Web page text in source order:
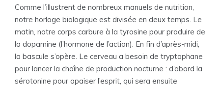
Comme l’illustrent de nombreux manuels de nutrition,
notre horloge biologique est divisée en deux temps. Le
matin, notre corps carbure à la tyrosine pour produire de
la dopamine (l’hormone de l’action). En fin d’après-midi,
la bascule s’opère. Le cerveau a besoin de tryptophane
pour lancer la chaîne de production nocturne : d’abord la
sérotonine pour apaiser l’esprit, qui sera ensuite